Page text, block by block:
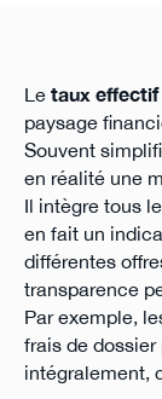
Le taux effectif
paysage
Souvent
en réalité une
Il intègre tous
en fait un
différentes
transparence
Par exemple,
frais de dossier
intégralement,